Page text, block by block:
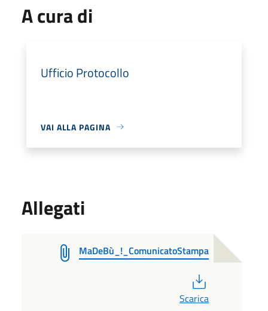
A cura di
Ufficio Protocollo
VAI ALLA PAGINA
Allegati
MaDeBù_!_ComunicatoStampa
Scarica